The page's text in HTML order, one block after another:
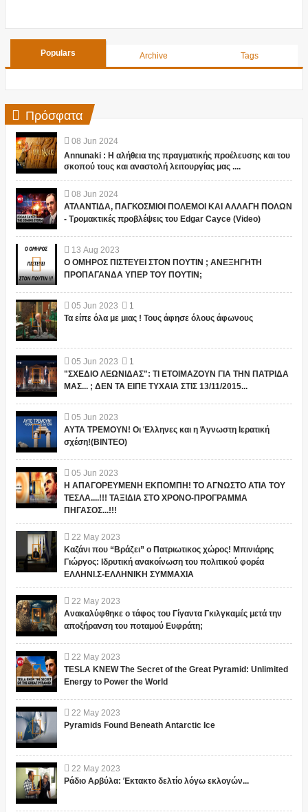
Populars Archive Tags
Πρόσφατα
08 Jun 2024
Annunaki : Η αλήθεια της πραγματικής προέλευσης και του
σκοπού τους και αναστολή λειτουργίας μας ....
08 Jun 2024
ΑΤΛΑΝΤΙΔΑ, ΠΑΓΚΟΣΜΙΟΙ ΠΟΛΕΜΟΙ ΚΑΙ ΑΛΛΑΓΗ ΠΟΛΩΝ
- Τρομακτικές προβλέψεις του Edgar Cayce (Video)
13 Aug 2023
Ο ΟΜΗΡΟΣ ΠΙΣΤΕΥΕΙ ΣΤΟΝ ΠΟΥΤΙΝ ; ΑΝΕΞΗΓΗΤΗ
ΠΡΟΠΑΓΑΝΔΑ ΥΠΕΡ ΤΟΥ ΠΟΥΤΙΝ;
05 Jun 2023
1
Τα είπε όλα με μιας ! Τους άφησε όλους άφωνους
05 Jun 2023
1
"ΣΧΕΔΙΟ ΛΕΩΝΙΔΑΣ": ΤΙ ΕΤΟΙΜΑΖΟΥΝ ΓΙΑ ΤΗΝ ΠΑΤΡΙΔΑ
ΜΑΣ... ; ΔΕΝ ΤΑ ΕΙΠΕ ΤΥΧΑΙΑ ΣΤΙΣ 13/11/2015...
05 Jun 2023
ΑΥΤΑ ΤΡΕΜΟΥΝ! Οι Έλληνες και η Άγνωστη Ιερατική
σχέση!(ΒΙΝΤΕΟ)
05 Jun 2023
Η ΑΠΑΓΟΡΕΥΜΕΝΗ ΕΚΠΟΜΠΗ! ΤΟ ΑΓΝΩΣΤΟ ΑΤΙΑ ΤΟΥ
ΤΕΣΛΑ....!!! ΤΑΞΙΔΙΑ ΣΤΟ ΧΡΟΝΟ-ΠΡΟΓΡΑΜΜΑ
ΠΗΓΑΣΟΣ...!!!
22 May 2023
Καζάνι που “Βράζει” ο Πατριωτικος χώρος! Μπινιάρης
Γιώργος: Ιδρυτική ανακοίνωση του πολιτικού φορέα
ΕΛΛΗΝΙ.Σ-ΕΛΛΗΝΙΚΗ ΣΥΜΜΑΧΙΑ
22 May 2023
Ανακαλύφθηκε ο τάφος του Γίγαντα Γκιλγκαμές μετά την
αποξήρανση του ποταμού Ευφράτη;
22 May 2023
TESLA KNEW The Secret of the Great Pyramid: Unlimited
Energy to Power the World
22 May 2023
Pyramids Found Beneath Antarctic Ice
22 May 2023
Ράδιο Αρβύλα: Έκτακτο δελτίο λόγω εκλογών...